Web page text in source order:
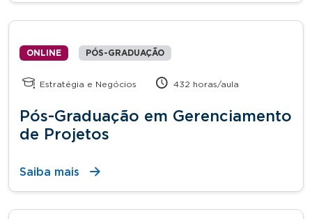
ONLINE PÓS-GRADUAÇÃO
Estratégia e Negócios 432 horas/aula
Pós-Graduação em Gerenciamento
de Projetos
Saiba mais